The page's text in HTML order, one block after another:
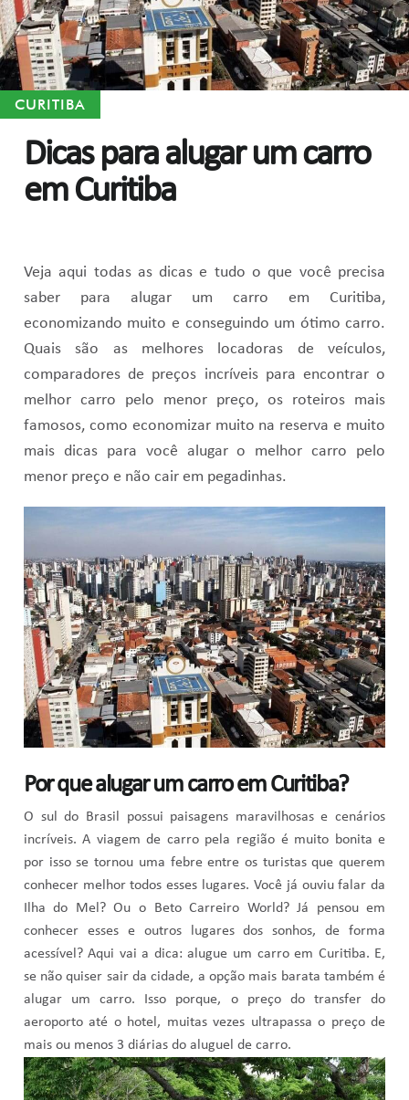
CURITIBA
Dicas para alugar um carro
em Curitiba
Veja aqui todas as dicas e tudo o que você precisa
saber para alugar um carro em Curitiba,
economizando muito e conseguindo um ótimo carro.
Quais são as melhores locadoras de veículos,
comparadores de preços incríveis para encontrar o
melhor carro pelo menor preço, os roteiros mais
famosos, como economizar muito na reserva e muito
mais dicas para você alugar o melhor carro pelo
menor preço e não cair em pegadinhas.
Por que alugar um carro em Curitiba?
O sul do Brasil possui paisagens maravilhosas e cenários
incríveis. A viagem de carro pela região é muito bonita e
por isso se tornou uma febre entre os turistas que querem
conhecer melhor todos esses lugares. Você já ouviu falar da
Ilha do Mel? Ou o Beto Carreiro World?Já pensou em
conhecer esses e outros lugares dos sonhos, de forma
acessível? Aqui vai a dica: alugue um carro em Curitiba. E,
se não quiser sair da cidade, a opção mais barata também é
alugar um carro. Isso porque, o preço do transfer do
aeroporto até o hotel, muitas vezes ultrapassa o preço de
mais ou menos 3 diárias do aluguel de carro.